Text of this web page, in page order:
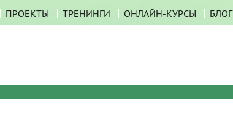
ПРОЕКТЫ ТРЕНИНГИ ОНЛАЙН-КУРСЫ БЛОГ